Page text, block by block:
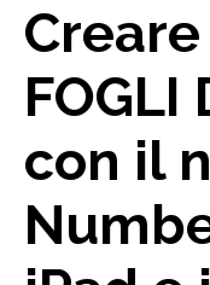
FOGLI
con il